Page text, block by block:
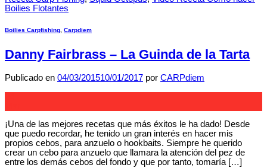
Boilies Flotantes
Boilies Carpfishing Carpdiem
Danny Fairbrass – La Guinda de la Tarta
Publicado en 04/03/201510/01/2017 por CARPdiem
¡Una de las mejores recetas que más éxitos le ha dado! Desde
que puedo recordar, he tenido un gran interés en hacer mis
propios cebos, para anzuelo o hookbaits. Siempre he querido
crear un cebo para anzuelo que llamara la atención del pez de
entre los demás cebos del fondo y que por tanto, tomaría […]